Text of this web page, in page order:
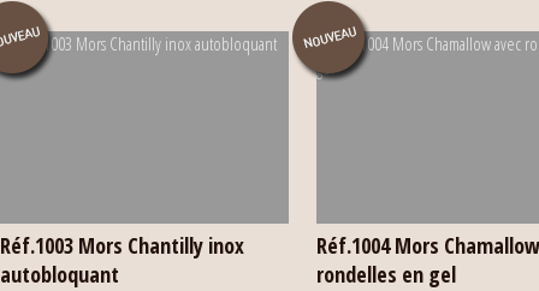
Réf.1003 Mors Chantilly inox
autobloquant
Réf.1004 Mors
rondelles en gel